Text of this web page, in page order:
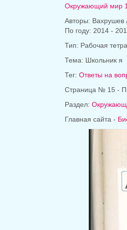
Окружающий мир 1
Авторы: Вахрушев
По году: 2014 -
Тип: Рабочая
Тема: Школьник я
Тег: Ответы на
Страница № 15 -
Раздел:
Главная сайта -